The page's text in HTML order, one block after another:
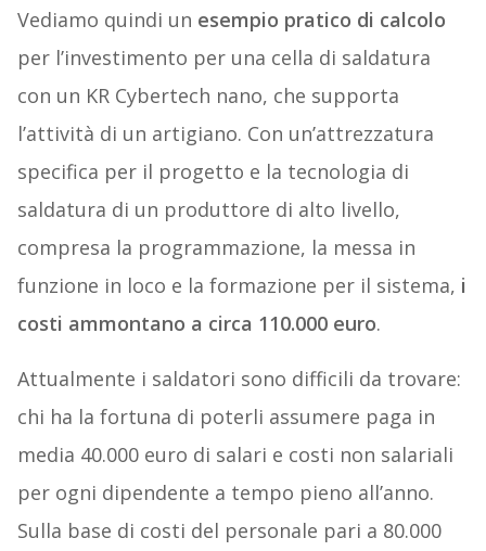
Vediamo quindi un esempio pratico di calcolo
per l’investimento per una cella di saldatura
con un KR Cybertech nano, che supporta
l’attività di un artigiano. Con un’attrezzatura
specifica per il progetto e la tecnologia di
saldatura di un produttore di alto livello,
compresa la programmazione, la messa in
funzione in loco e la formazione per il sistema, i
costi ammontano a circa 110.000 euro.
Attualmente i saldatori sono difficili da trovare:
chi ha la fortuna di poterli assumere paga in
media 40.000 euro di salari e costi non salariali
per ogni dipendente a tempo pieno all’anno.
Sulla base di costi del personale pari a 80.000